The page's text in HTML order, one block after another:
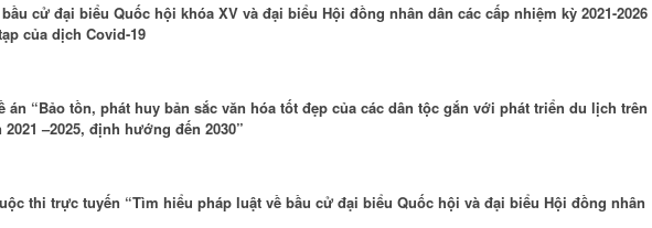
cử đại biểu Quốc hội khóa XV và đại biểu Hội đồng nhân dân các cấp nhiệm kỳ 2021-2026
của dịch Covid-19
án “Bảo tồn, phát huy bản sắc văn hóa tốt đẹp của các dân tộc gắn với phát triển du lịch trên
–2025, định hướng đến 2030”
thi trực tuyến “Tìm hiểu pháp luật về bầu cử đại biểu Quốc hội và đại biểu Hội đồng nhân